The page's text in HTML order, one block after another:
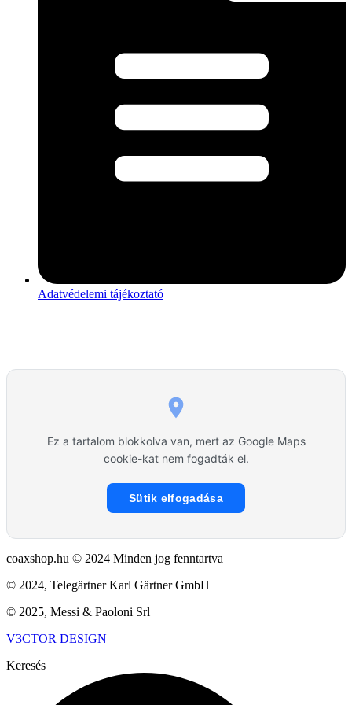
Adatvédelemi tájékoztató
Ez a tartalom blokkolva van, mert az Google Maps
cookie-kat nem fogadták el.
Sütik elfogadása
coaxshop.hu © 2024 Minden jog fenntartva
© 2024, Telegärtner Karl Gärtner GmbH
© 2025, Messi & Paoloni Srl
V3CTOR DESIGN
Keresés